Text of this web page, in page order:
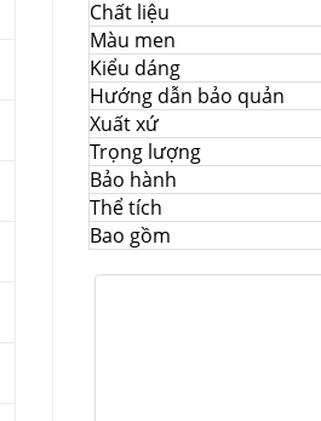
Chất liệu
Màu men
Kiểu dáng
Hướng dẫn bảo quản
Xuất xứ
Trọng lượng
Bảo hành
Thể tích
Bao gồm